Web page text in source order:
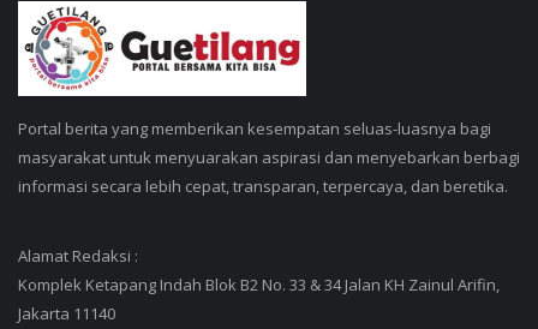
Portal berita yang memberikan kesempatan seluas-luasnya bagi
masyarakat untuk menyuarakan aspirasi dan menyebarkan berbagi
informasi secara lebih cepat, transparan, terpercaya, dan beretika.
Alamat Redaksi :
Komplek Ketapang Indah Blok B2 No. 33 & 34 Jalan KH Zainul Arifin,
Jakarta 11140